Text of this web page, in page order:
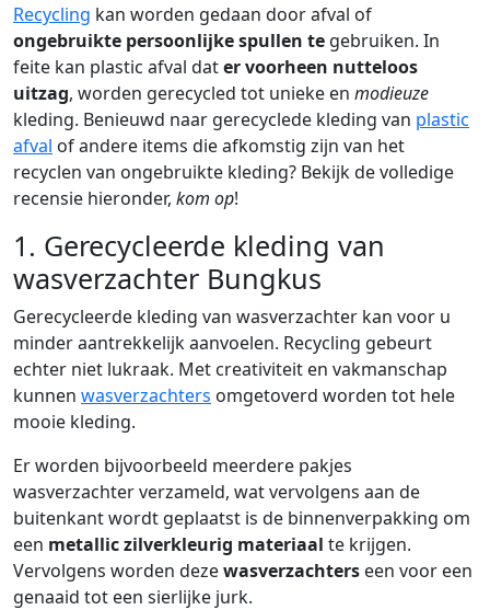
Recycling kan worden gedaan door afval of
ongebruikte persoonlijke spullen te gebruiken. In
feite kan plastic afval dater voorheen nutteloos
uitzag, worden gerecycled tot unieke en modieuze
kleding. Benieuwd naar gerecyclede kleding van plastic
afval of andere items die afkomstig zijn van het
recyclen van ongebruikte kleding? Bekijk de volledige
recensie hieronder, kom op!
1. Gerecycleerde kleding van
wasverzachter Bungkus
Gerecycleerde kleding van wasverzachter kan voor u
minder aantrekkelijk aanvoelen. Recycling gebeurt
echter niet lukraak. Met creativiteit en vakmanschap
kunnen wasverzachters omgetoverd worden tot hele
mooie kleding.
Er worden bijvoorbeeld meerdere pakjes
wasverzachter verzameld, wat vervolgens aan de
buitenkant wordt geplaatst is de binnenverpakking om
een metallic zilverkleurig materiaal te krijgen.
Vervolgens worden dezewasverzachters een voor een
genaaid tot een sierlijke jurk.